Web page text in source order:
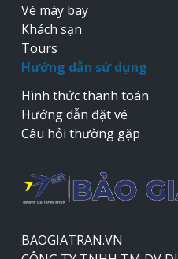
Vé máy bay
Khách sạn
Tours
Hướng dẫn sử dụng
Hình thức thanh toán
Hướng dẫn đặt vé
Câu hỏi thường gặp
BAOGIATRAN.VN